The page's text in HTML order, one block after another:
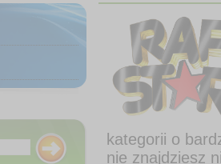
kategorii o
nie znajdziesz